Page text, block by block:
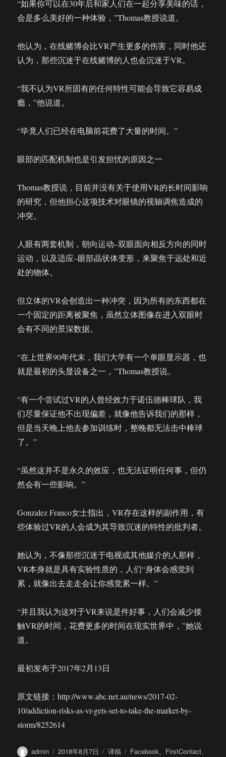
“如果你可以在30年后和家人们在一起分享美味的话，
会是多么美好的一种体验，”Thomas教授说道。
他认为，在线赌博会比VR产生更多的伤害，同时他还
认为，那些沉迷于在线赌博的人也会沉迷于VR。
“我不认为VR所固有的任何特性可能会导致它容易成
瘾，”他说道。
“毕竟人们已经在电脑前花费了大量的时间。”
眼部的匹配机制也是引发担忧的原因之一
Thomas教授说，目前并没有关于使用VR的长时间影响
的研究，但他担心这项技术对眼镜的视轴调焦造成的
冲突。
人眼有两套机制，朝向运动–双眼面向相反方向的同时
运动，以及适应–眼部晶状体变形，来聚焦于远处和近
处的物体。
但立体的VR会创造出一种冲突，因为所有的东西都在
一个固定的距离被聚焦，虽然立体图像在进入双眼时
会有不同的景深数据。
“在上世界90年代末，我们大学有一个单眼显示器，也
就是最初的头显设备之一，”Thomas教授说。
“有一个尝试过VR的人曾经效力于诺伍德棒球队，我
们尽量保证他不出现偏差，就像他告诉我们的那样，
但是当天晚上他去参加训练时，整晚都无法击中棒球
了。”
“虽然这并不是永久的效应，也无法证明任何事，但仍
然会有一些影响。”
Gonzalez Franco女士指出，VR存在这样的副作用，有
些体验过VR的人会成为其导致沉迷的特性的批判者。
她认为，不像那些沉迷于电视或其他媒介的人那样，
VR本身就是具有实验性质的，人们“身体会感觉到
累，就像出去走走会让你感觉累一样。”
“并且我认为这对于VR来说是件好事，人们会减少接
触VR的时间，花费更多的时间在现实世界中，”她说
道。
最初发布于2017年2月13日
原文链接：http://www.abc.net.au/news/2017-02-
10/addiction-risks-as-vr-gets-set-to-take-the-market-by-
storm/8252614
作
admin
发
2018年8月7日
分
译稿
标
Facebook、 FirstContact、